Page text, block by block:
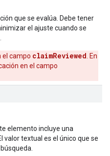
que se evalúa. Debe tener
el ajuste cuando se
el campo claimReviewed . En
en el campo
elemento incluye una
valor textual es el único que se